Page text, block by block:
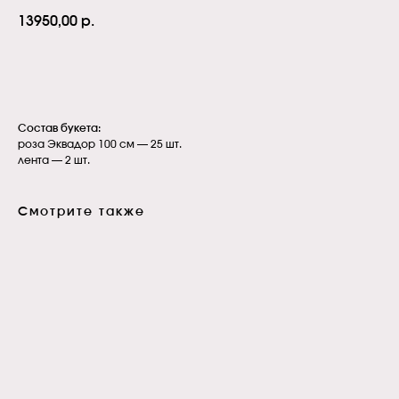
13950,00 р.
Состав букета:
роза Эквадор 100 см — 25 шт.
лента — 2 шт.
Смотрите также